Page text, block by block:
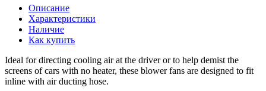
Описание
Характеристики
Наличие
Как купить
Ideal for directing cooling air at the driver or to help demist the
screens of cars with no heater, these blower fans are designed to fit
inline with air ducting hose.